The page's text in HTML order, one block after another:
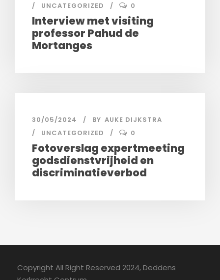
UNCATEGORIZED
0
Interview met visiting
professor Pahud de
Mortanges
30/05/2024 BY AUKE DIJKSTRA
UNCATEGORIZED
0
Fotoverslag expertmeeting
godsdienstvrijheid en
discriminatieverbod
Copyright All Right Reserved 2024, Deddens